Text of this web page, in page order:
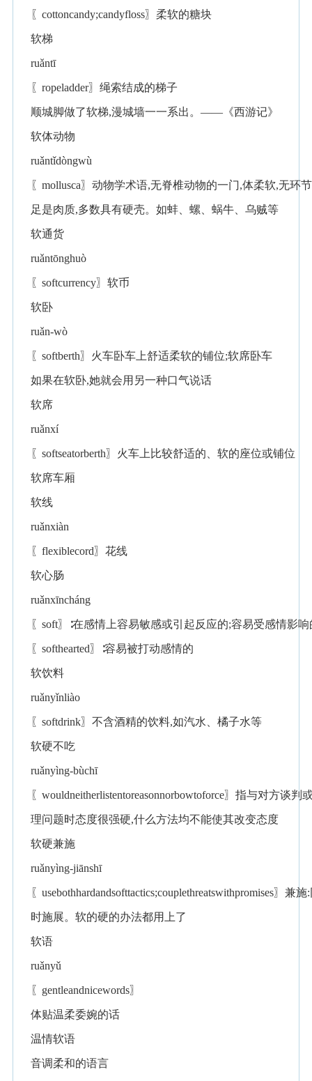
〖cottoncandy;candyfloss〗柔软的糖块
软梯
ruǎntī
〖ropeladder〗绳索结成的梯子
顺城脚做了软梯,漫城墙一一系出。——《西游记》
软体动物
ruǎntǐdòngwù
〖mollusca〗动物学术语,无脊椎动物的一门,体柔软,无环
足是肉质,多数具有硬壳。如蚌、螺、蜗牛、乌贼等
软通货
ruǎntōnghuò
〖softcurrency〗软币
软卧
ruǎn-wò
〖softberth〗火车卧车上舒适柔软的铺位;软席卧车
如果在软卧,她就会用另一种口气说话
软席
ruǎnxí
〖softseatorberth〗火车上比较舒适的、软的座位或铺位
软席车厢
软线
ruǎnxiàn
〖flexiblecord〗花线
软心肠
ruǎnxīncháng
〖soft〗∶在感情上容易敏感或引起反应的;容易受感情影响
〖softhearted〗∶容易被打动感情的
软饮料
ruǎnyǐnliào
〖softdrink〗不含酒精的饮料,如汽水、橘子水等
软硬不吃
ruǎnyìng-bùchī
〖wouldneitherlistentoreasonnorbowtoforce〗指与对方谈判
理问题时态度很强硬,什么方法均不能使其改变态度
软硬兼施
ruǎnyìng-jiānshī
〖usebothhardandsofttactics;couplethreatswithpromises〗兼施
时施展。软的硬的办法都用上了
软语
ruǎnyǔ
〖gentleandnicewords〗
体贴温柔委婉的话
温情软语
音调柔和的语言